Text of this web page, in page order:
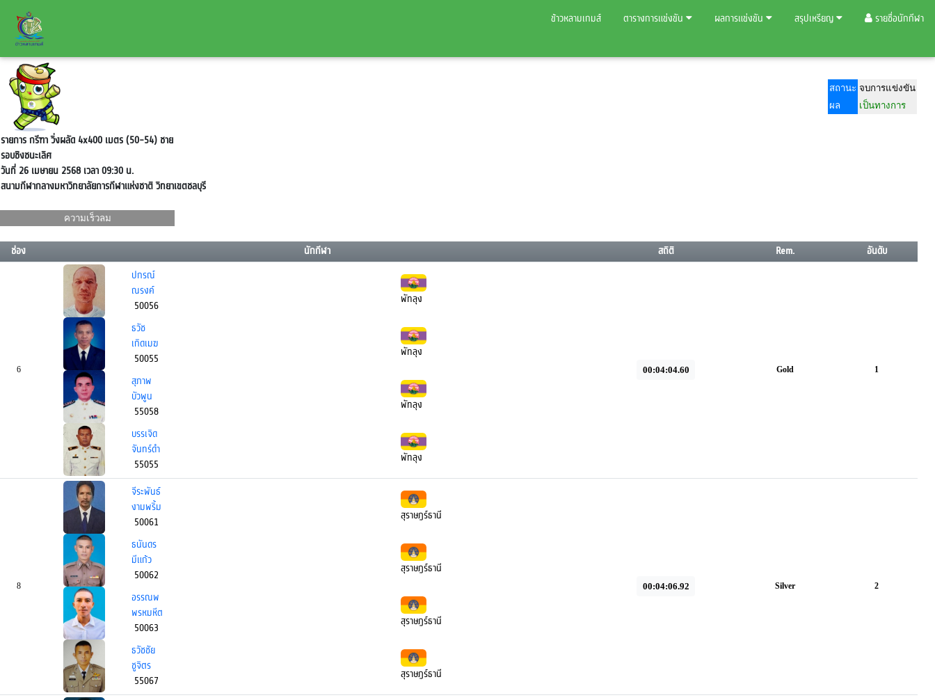
ข้าวหลามเกมส์ ตารางการแข่งขัน ผลการแข่งขัน สรุปเหรียญ รายชื่อนักกีฬา
สถานะ จบการแข่งขัน
ผล
เป็นทางการ
รายการ กรีฑา วิ่งผลัด 4x400 เมตร (50-54) ชาย
รอบชิงชนะเลิศ
วันที่ 26 เมษายน 2568 เวลา 09:30 น.
สนามกีฬากลางมหาวิทยาลัยการกีฬาแห่งชาติ วิทยาเขตชลบุรี
ความเร็วลม
ช่อง นักกีฬา สถิติ Rem. อันดับ
6
ปกรณ์
ณรงค์
50056
พัทลุง
ธวัช
เกิดเมฆ
50055
พัทลุง
สุภาพ
บัวพูน
55058
พัทลุง
บรรเจิด
จันทร์ดำ
55055
พัทลุง
00:04:04.60 Gold 1
8
จีระพันธ์
งามพริ้ม
50061
สุราษฎร์ธานี
ธนันดร
มีแก้ว
50062
สุราษฎร์ธานี
อรรณพ
พรหมหีต
50063
สุราษฎร์ธานี
ธวัชชัย
ชูจิตร
55067
สุราษฎร์ธานี
00:04:06.92 Silver 2